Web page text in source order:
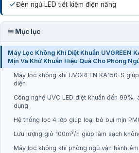
Đèn ngủ LED tiết kiệm điện năng
Mục lục
Máy Lọc Không Khí Diệt Khuẩn UVGREEN
Mịn Và Khử Khuẩn Hiệu Quả Cho Phòng
Máy lọc không khí UVGREEN KA150-S
diện
Công nghệ UVC LED diệt khuẩn đến 99%,
dụng
Hệ thống lọc 4 lớp giúp loại bỏ bụi mịn
Lưu lượng gió 100m³/h giúp làm sạch
Máy lọc không khí phòng ngủ vận hành